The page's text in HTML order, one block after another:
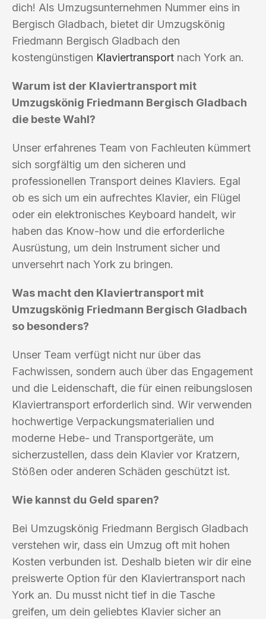
dich! Als Umzugsunternehmen Nummer eins in
Bergisch Gladbach, bietet dir Umzugskönig
Friedmann Bergisch Gladbach den
kostengünstigen Klaviertransport nach York an.
Warum ist der Klaviertransport mit
Umzugskönig Friedmann Bergisch Gladbach
die beste Wahl?
Unser erfahrenes Team von Fachleuten kümmert
sich sorgfältig um den sicheren und
professionellen Transport deines Klaviers. Egal
ob es sich um ein aufrechtes Klavier, ein Flügel
oder ein elektronisches Keyboard handelt, wir
haben das Know-how und die erforderliche
Ausrüstung, um dein Instrument sicher und
unversehrt nach York zu bringen.
Was macht den Klaviertransport mit
Umzugskönig Friedmann Bergisch Gladbach
so besonders?
Unser Team verfügt nicht nur über das
Fachwissen, sondern auch über das Engagement
und die Leidenschaft, die für einen reibungslosen
Klaviertransport erforderlich sind. Wir verwenden
hochwertige Verpackungsmaterialien und
moderne Hebe- und Transportgeräte, um
sicherzustellen, dass dein Klavier vor Kratzern,
Stößen oder anderen Schäden geschützt ist.
Wie kannst du Geld sparen?
Bei Umzugskönig Friedmann Bergisch Gladbach
verstehen wir, dass ein Umzug oft mit hohen
Kosten verbunden ist. Deshalb bieten wir dir eine
preiswerte Option für den Klaviertransport nach
York an. Du musst nicht tief in die Tasche
greifen, um dein geliebtes Klavier sicher an